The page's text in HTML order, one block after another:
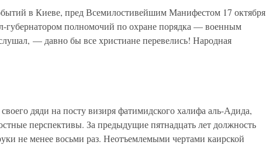
в Киеве, пред Всемилостивейшим Манифестом 17 октября
губернатором полномочий по охране порядка — военным
— давно бы все христиане перевелись! Народная
дяди на посту визиря фатимидского халифа аль-Адида,
перспективы. За предыдущие пятнадцать лет должность
не менее восьми раз. Неотъемлемыми чертами каирской